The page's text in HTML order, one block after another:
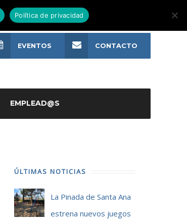
EMPLEAD@S
EVENTOS CONTACTO
ÚLTIMAS NOTICIAS
La Pinada de Santa Ana
estrena nuevos juegos
Política de privacidad